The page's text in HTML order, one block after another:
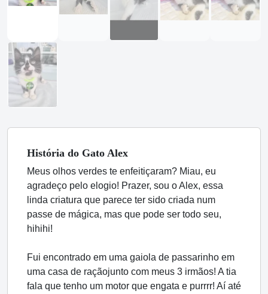
História do Gato Alex
Meus olhos verdes te enfeitiçaram? Miau, eu
agradeço pelo elogio! Prazer, sou o Alex, essa
linda criatura que parece ter sido criada num
passe de mágica, mas que pode ser todo seu,
hihihi!
Fui encontrado em uma gaiola de passarinho em
uma casa de raçãojunto com meus 3 irmãos! A tia
fala que tenho um motor que engata e purrrr! Aí até